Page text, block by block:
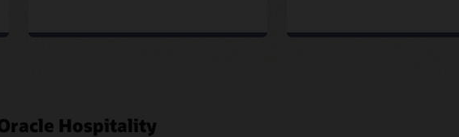
Hospitality